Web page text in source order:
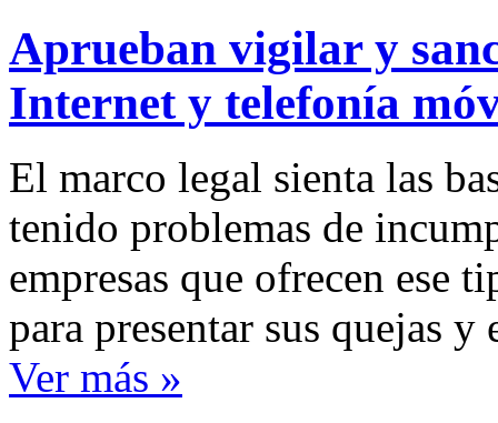
Aprueban vigilar y
Internet y telefonía
El marco legal sienta las
tenido problemas de
empresas que ofrecen ese
para presentar sus quejas
Ver más »